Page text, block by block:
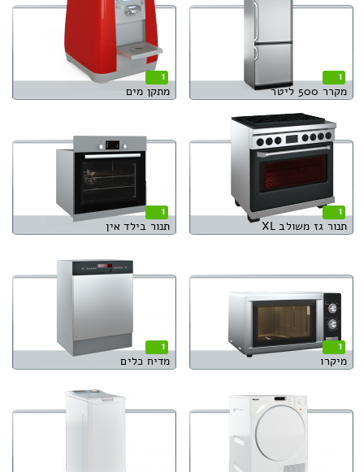
1
מקרר 500 ליטר
1
מתקן מים
1
תנור גז משולב XL
1
תנור בילד אין
1
מיקרו
1
מדיח כלים